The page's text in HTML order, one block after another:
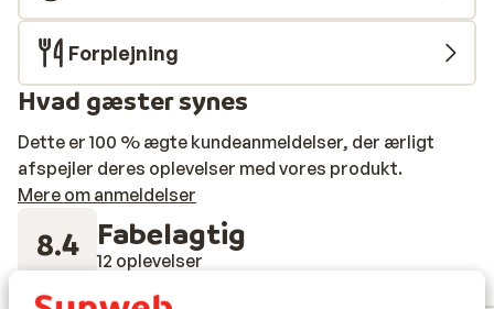
Forplejning
Hvad gæster synes
Dette er 100 % ægte kundeanmeldelser, der ærligt
afspejler deres oplevelser med vores produkt.
Mere om anmeldelser
8.4 Fabelagtig
12 oplevelser
Mest booket af med familie